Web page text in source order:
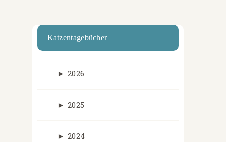
Katzentagebücher
► 2026
► 2025
► 2024